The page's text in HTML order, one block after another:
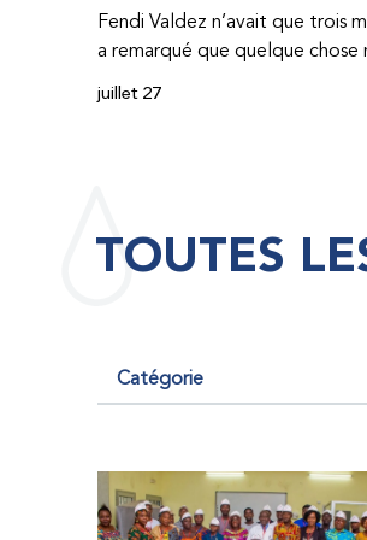
Fendi Valdez n’avait que trois
a remarqué que quelque chose
hématome était apparu sur son
étaient chers et difficiles à se
saignements, manquait
fini par développer des
par le Programme d’aide
Fédération mondiale de
juillet 27
TOUTES